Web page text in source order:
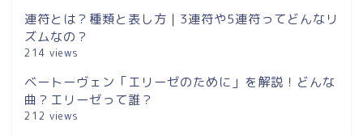
連符とは？種類と表し方｜3連符や5連符ってどんなリ
ズムなの？
214 views
ベートーヴェン「エリーゼのために」を解説！どんな
曲？エリーゼって誰？
212 views